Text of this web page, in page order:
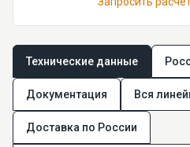
Технические данные
Документация Вся
Доставка по России